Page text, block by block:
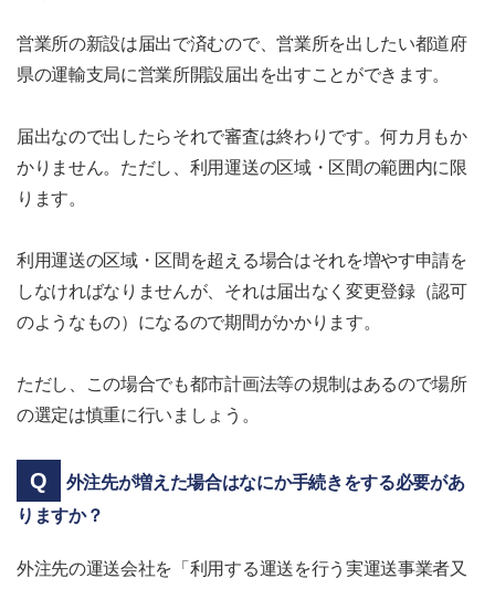
営業所の新設は届出で済むので、営業所を出したい都道府
県の運輸支局に営業所開設届出を出すことができます。
届出なので出したらそれで審査は終わりです。何カ月もか
かりません。ただし、利用運送の区域・区間の範囲内に限
ります。
利用運送の区域・区間を超える場合はそれを増やす申請を
しなければなりませんが、それは届出なく変更登録（認可
のようなもの）になるので期間がかかります。
ただし、この場合でも都市計画法等の規制はあるので場所
の選定は慎重に行いましょう。
外注先が増えた場合はなにか手続きをする必要があ
りますか？
外注先の運送会社を「利用する運送を行う実運送事業者又